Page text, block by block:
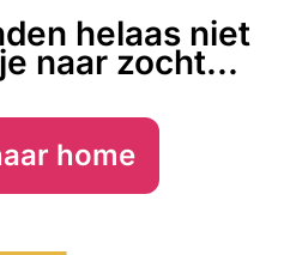
helaas niet
naar zocht...
home